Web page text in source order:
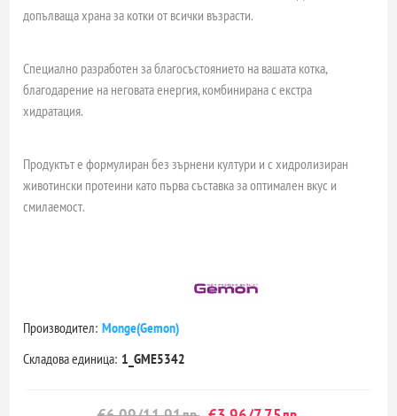
допълваща храна за котки от всички възрасти.
Специално разработен за благосъстоянието на вашата котка,
благодарение на неговата енергия, комбинирана с екстра
хидратация.
Продуктът е формулиран без зърнени култури и с хидролизиран
животински протеини като първа съставка за оптимален вкус и
смилаемост.
Производител: Monge(Gemon)
Складова единица: 1_GME5342